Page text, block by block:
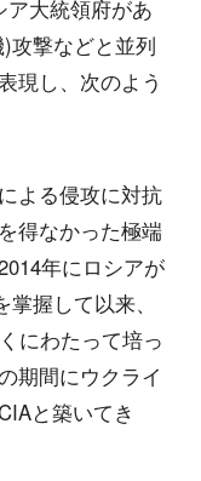
大統領府があ
攻撃などと並列
現し、次のよう
よる侵攻に対抗
得なかった極端
年にロシアが
握して以来、
にわたって培っ
期間にウクライ
と築いてき